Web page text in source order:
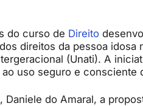
do curso de Direito
direitos da pessoa idosa
(Unati). A
uso seguro e consciente
do Amaral, a